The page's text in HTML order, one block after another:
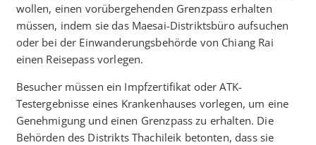
wollen, einen vorübergehenden Grenzpass erhalten
müssen, indem sie das Maesai-Distriktsbüro aufsuchen
oder bei der Einwanderungsbehörde von Chiang Rai
einen Reisepass vorlegen.
Besucher müssen ein Impfzertifikat oder ATK-
Testergebnisse eines Krankenhauses vorlegen, um eine
Genehmigung und einen Grenzpass zu erhalten. Die
Behörden des Distrikts Thachileik betonten, dass sie